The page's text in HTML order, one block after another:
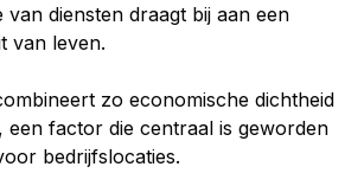
van diensten draagt bij aan een
van leven.
zo economische dichtheid
een factor die centraal is geworden
bedrijfslocaties.